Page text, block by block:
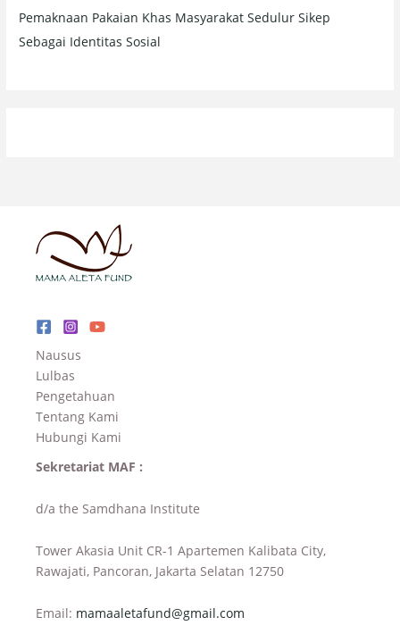
Pemaknaan Pakaian Khas Masyarakat Sedulur Sikep
Sebagai Identitas Sosial
Nausus
Lulbas
Pengetahuan
Tentang Kami
Hubungi Kami
Sekretariat MAF :
d/a the Samdhana Institute
Tower Akasia Unit CR-1 Apartemen Kalibata City,
Rawajati, Pancoran, Jakarta Selatan 12750
Email: mamaaletafund@gmail.com